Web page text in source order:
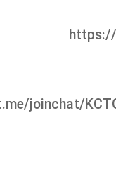
joinchat/